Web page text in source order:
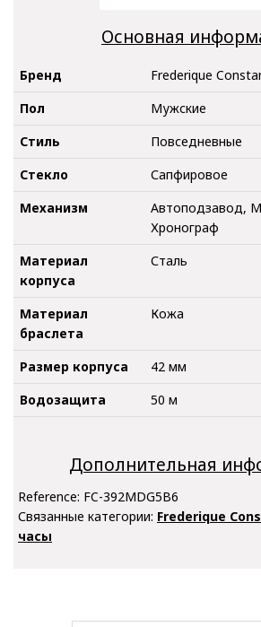
Основная
Бренд
Frederique
Пол
Мужские
Стиль
Повседневные
Стекло
Сапфировое
Механизм
Автоподзавод,
Хронограф
Материал
корпуса
Сталь
Материал
браслета
Кожа
Размер корпуса
42 мм
Водозащита
50 м
Дополнительная
Reference: FC-392MDG5B6
Связанные категории: Frederique
часы